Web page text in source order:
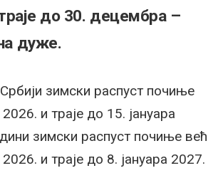
до 30. децембра –
дуже.
зимски распуст почиње
и траје до 15. јануара
зимски распуст почиње већ
и траје до 8. јануара 2027.